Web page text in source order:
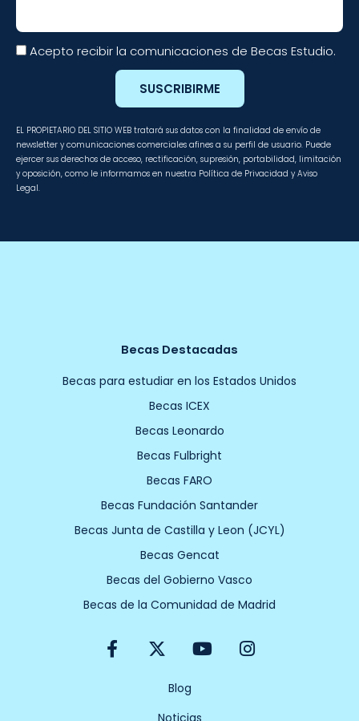
Acepto recibir la comunicaciones de Becas Estudio.
SUSCRIBIRME
EL PROPIETARIO DEL SITIO WEB tratará sus datos con la finalidad de envío de
newsletter y comunicaciones comerciales afines a su perfil de usuario. Puede
ejercer sus derechos de acceso, rectificación, supresión, portabilidad, limitación
y oposición, como le informamos en nuestra Política de Privacidad y Aviso
Legal.
Becas Destacadas
Becas para estudiar en los Estados Unidos
Becas ICEX
Becas Leonardo
Becas Fulbright
Becas FARO
Becas Fundación Santander
Becas Junta de Castilla y Leon (JCYL)
Becas Gencat
Becas del Gobierno Vasco
Becas de la Comunidad de Madrid
F
a
X
-
w
i
Y
o
u
I
n
Blog
Noticias